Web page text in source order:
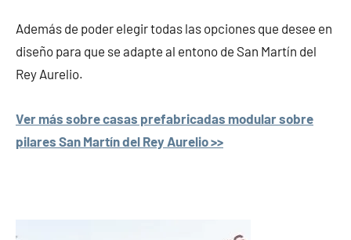
Además de poder elegir todas las opciones que desee en
diseño para que se adapte al entono de San Martín del
Rey Aurelio.
Ver más sobre casas prefabricadas modular sobre
pilares San Martín del Rey Aurelio >>